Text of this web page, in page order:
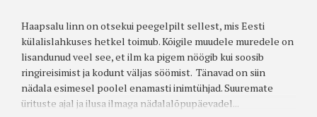
Haapsalu linn on otsekui peegelpilt sellest, mis Eesti
külalislahkuses hetkel toimub. Kõigile muudele muredele on
lisandunud veel see, et ilm ka pigem nöögib kui soosib
ringireisimist ja kodunt väljas söömist. Tänavad on siin
nädala esimesel poolel enamasti inimtühjad. Suuremate
ürituste ajal ja ilusa ilmaga nädalalõpupäevadel...